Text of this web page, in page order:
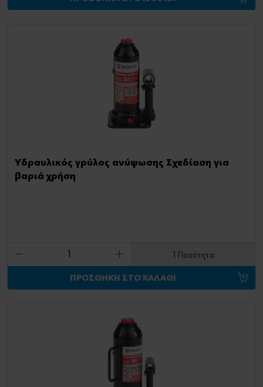
Υδραυλικός γρύλος ανύψωσης Σχεδίαση για
βαριά χρήση
1 Ποσότητα
ΠΡΟΣΘΗΚΗ ΣΤΟ ΚΑΛΑΘΙ